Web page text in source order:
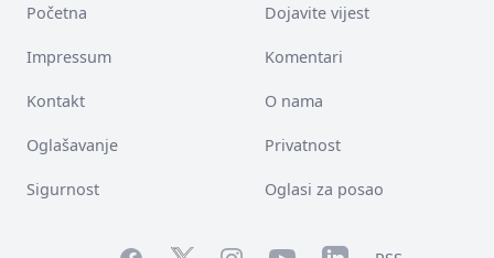
Početna Dojavite vijest
Impressum Komentari
Kontakt O nama
Oglašavanje Privatnost
Sigurnost Oglasi za posao